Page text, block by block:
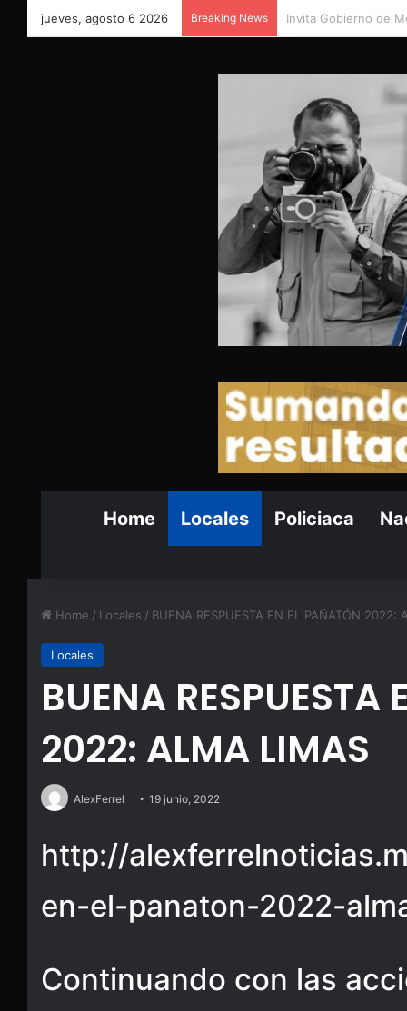
jueves, agosto 6 2026 Breaking News Más de mil 100
Home Locales Policiaca
Home / Locales / BUENA RESPUESTA EN EL PAÑATÓN 2022:
Locales
BUENA RESPUESTA
2022: ALMA LIMAS
AlexFerrel 19 junio, 2022
http://
en-el-panaton-2022-
Continuando con las